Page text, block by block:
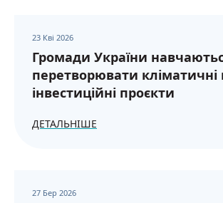
23 Кві 2026
Громади України
перетворювати
інвестиційні проєкти
ДЕТАЛЬНІШЕ
27 Бер 2026